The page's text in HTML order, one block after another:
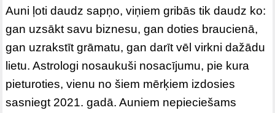
Auni ļoti daudz sapņo, viņiem gribās tik daudz ko:
gan uzsākt savu biznesu, gan doties braucienā,
gan uzrakstīt grāmatu, gan darīt vēl virkni dažādu
lietu. Astrologi nosaukuši nosacījumu, pie kura
pieturoties, vienu no šiem mērķiem izdosies
sasniegt 2021. gadā. Auniem nepieciešams